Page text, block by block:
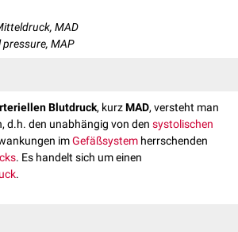
MAD
pressure, MAP
Blutdruck, kurzMAD, versteht man
d.h. den unabhängig von den systolischen
imGefäßsystem herrschenden
. Es handelt sich um einen
.